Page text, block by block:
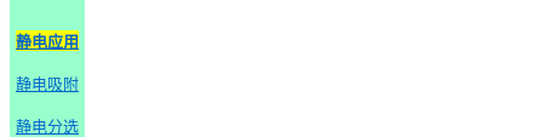
静电应用
静电吸附
静电分选